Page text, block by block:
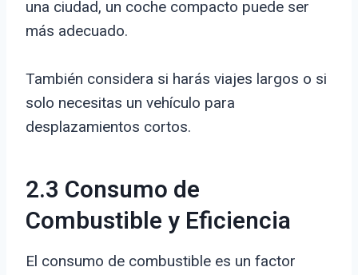
una ciudad, un coche compacto puede ser
más adecuado.
También considera si harás viajes largos o si
solo necesitas un vehículo para
desplazamientos cortos.
2.3 Consumo de
Combustible y Eficiencia
El consumo de combustible es un factor